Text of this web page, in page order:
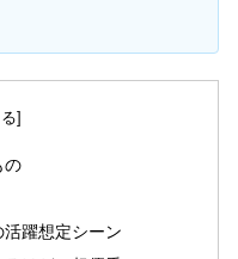
の
躍想定シーン